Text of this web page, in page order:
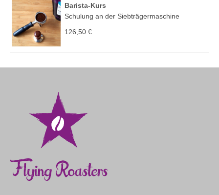
Barista-Kurs
Schulung an der Siebträgermaschine
126,50 €